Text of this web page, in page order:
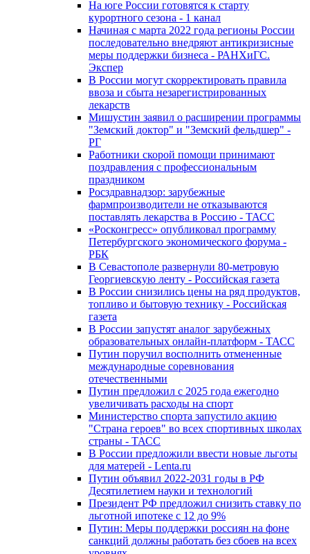
На юге России готовятся к старту
курортного сезона - 1 канал
Начиная с марта 2022 года регионы России
последовательно внедряют антикризисные
меры поддержки бизнеса - РАНХиГС.
Экспер
В России могут скорректировать правила
ввоза и сбыта незарегистрированных
лекарств
Мишустин заявил о расширении программы
"Земский доктор" и "Земский фельдшер" -
РГ
Работники скорой помощи принимают
поздравления с профессиональным
праздником
Росздравнадзор: зарубежные
фармпроизводители не отказываются
поставлять лекарства в Россию - ТАСС
«Росконгресс» опубликовал программу
Петербургского экономического форума -
РБК
В Севастополе развернули 80-метровую
Георгиевскую ленту - Российская газета
В России снизились цены на ряд продуктов,
топливо и бытовую технику - Российская
газета
В России запустят аналог зарубежных
образовательных онлайн-платформ - ТАСС
Путин поручил восполнить отмененные
международные соревнования
отечественными
Путин предложил с 2025 года ежегодно
увеличивать расходы на спорт
Министерство спорта запустило акцию
"Страна героев" во всех спортивных школах
страны - ТАСС
В России предложили ввести новые льготы
для матерей - Lenta.ru
Путин объявил 2022-2031 годы в РФ
Десятилетием науки и технологий
Президент РФ предложил снизить ставку по
льготной ипотеке с 12 до 9%
Путин: Меры поддержки россиян на фоне
санкций должны работать без сбоев на всех